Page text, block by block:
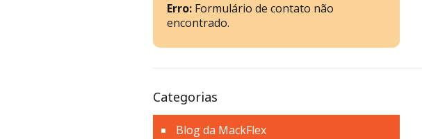
Erro: Formulário de contato não
encontrado.
Categorias
Blog da MackFlex